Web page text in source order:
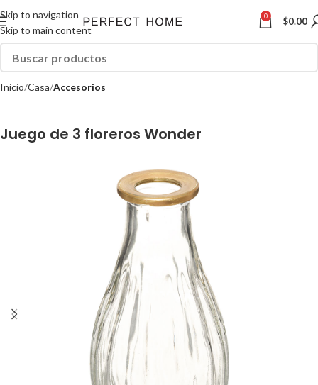
Skip to navigation
Skip to main content
0 $0.00
Inicio Casa Accesorios
Juego de 3 floreros Wonder